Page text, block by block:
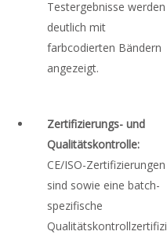
Testergebnisse werden
deutlich mit
farbcodierten Bändern
angezeigt.
Zertifizierungs- und
Qualitätskontrolle:
CE/ISO-Zertifizierungen
sind sowie eine batch-
spezifische
Qualitätskontrollzertifizi